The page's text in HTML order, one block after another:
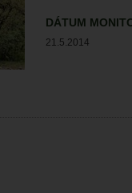
DÁTUM
21.5.2014